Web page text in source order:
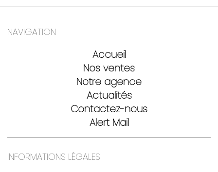
NAVIGATION
Accueil
Nos ventes
Notre agence
Actualités
Contactez-nous
Alert Mail
INFORMATIONS LÉGALES